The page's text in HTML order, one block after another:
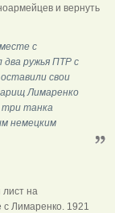
и вернуть
с
ружья ПТР с
свои
Лимаренко
три танка
немецким
лист на
Лимаренко. 1921